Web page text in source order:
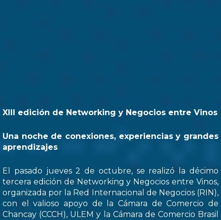
XIII edición de Networking y Negocios entre Vinos
Una noche de conexiones, experiencias y grandes
aprendizajes
El pasado jueves 2 de octubre, se realizó la décimo
tercera edición de Networking y Negocios entre Vinos,
organizada por la Red Internacional de Negocios (RIN),
con el valioso apoyo de la Cámara de Comercio de
Chancay (CCCH), ULEM y la Cámara de Comercio Brasil